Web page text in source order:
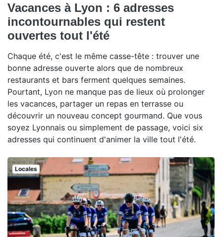
Vacances à Lyon : 6 adresses
incontournables qui restent
ouvertes tout l'été
Chaque été, c'est le même casse-tête : trouver une
bonne adresse ouverte alors que de nombreux
restaurants et bars ferment quelques semaines.
Pourtant, Lyon ne manque pas de lieux où prolonger
les vacances, partager un repas en terrasse ou
découvrir un nouveau concept gourmand. Que vous
soyez Lyonnais ou simplement de passage, voici six
adresses qui continuent d'animer la ville tout l'été.
Locales